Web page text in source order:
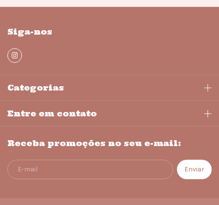
Siga-nos
Categorias
Entre em contato
Receba promoções no seu e-mail: